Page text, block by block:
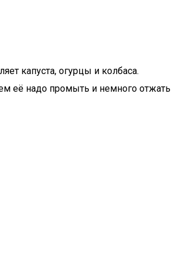
капуста, огурцы и колбаса.
её надо промыть и немного отжать